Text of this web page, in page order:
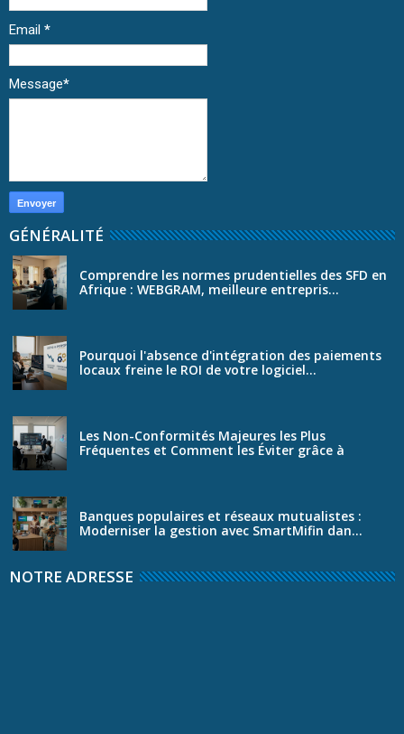
Email *
Message*
GÉNÉRALITÉ
Comprendre les normes prudentielles des SFD en
Afrique : WEBGRAM, meilleure entrepris...
Pourquoi l'absence d'intégration des paiements
locaux freine le ROI de votre logiciel...
Les Non-Conformités Majeures les Plus
Fréquentes et Comment les Éviter grâce à
Banques populaires et réseaux mutualistes :
Moderniser la gestion avec SmartMifin dan...
NOTRE ADRESSE